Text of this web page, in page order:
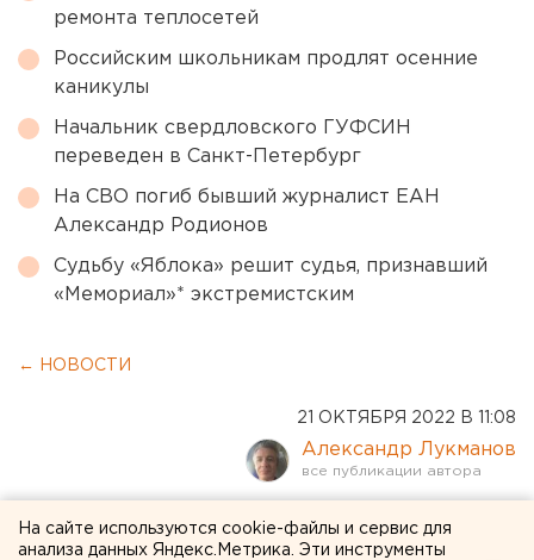
ремонта теплосетей
Российским школьникам продлят осенние
каникулы
Начальник свердловского ГУФСИН
переведен в Санкт-Петербург
На СВО погиб бывший журналист ЕАН
Александр Родионов
Судьбу «Яблока» решит судья, признавший
«Мемориал»* экстремистским
← НОВОСТИ
21 ОКТЯБРЯ 2022 В 11:08
Александр Лукманов
С майором, погибшим в
На сайте используются cookie-файлы и сервис для
анализа данных Яндекс.Метрика. Эти инструменты